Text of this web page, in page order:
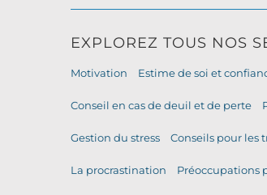
EXPLOREZ TOUS NOS
Motivation Estime de soi et
Conseil en cas de deuil et de perte
Gestion du stress Conseils pour les
La procrastination Préoccupations